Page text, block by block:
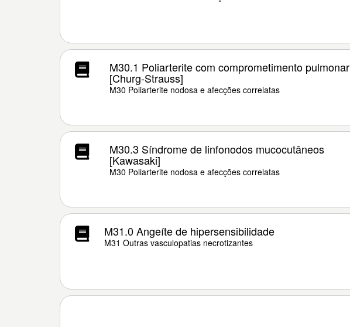
M30.1 Poliarterite com comprometimento pulmonar
[Churg-Strauss]
M30 Poliarterite nodosa e afecções correlatas
M30.3 Síndrome de linfonodos mucocutâneos
[Kawasaki]
M30 Poliarterite nodosa e afecções correlatas
M31.0 Angeíte de hipersensibilidade
M31 Outras vasculopatias necrotizantes